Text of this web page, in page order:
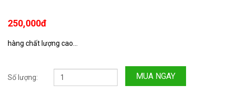
250,000đ
hàng chất lượng cao...
Số lượng: MUA NGAY